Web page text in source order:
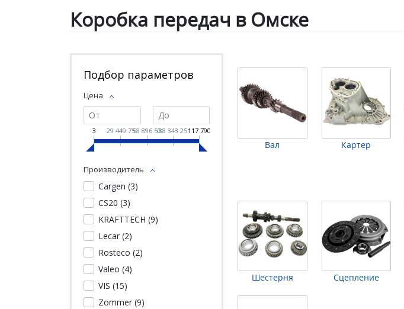
Коробка передач в Омске
Подбор параметров
Цена
3 29 449.7558 896.5088 343.25117 790
Производитель
Cargen (3)
CS20 (3)
KRAFTTECH (9)
Lecar (2)
Rosteco (2)
Valeo (4)
VIS (15)
Zommer (9)
Вал Картер
Шестерня Сцепление